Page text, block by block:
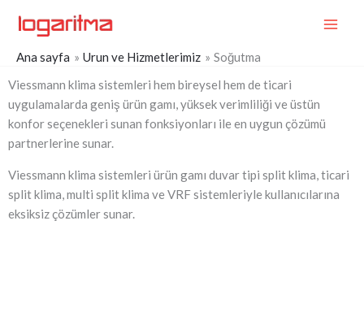
atla
Ana sayfa Urun ve Hizmetlerimiz
Soğutma
Viessmann klima sistemleri hem bireysel hem de ticari
uygulamalarda geniş ürün gamı, yüksek verimliliği ve üstün
konfor seçenekleri sunan fonksiyonları ile en uygun çözümü
partnerlerine sunar.
Viessmann klima sistemleri ürün gamı duvar tipi split klima, ticari
split klima, multi split klima ve VRF sistemleriyle kullanıcılarına
eksiksiz çözümler sunar.